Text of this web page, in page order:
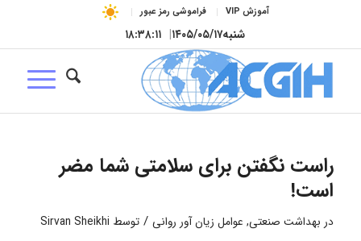
آموزش VIP فراموشی رمز عبور
شنبه۱۴۰۵/۰۵/۱۷| ۱۸:۳۸:۱۱
راست نگفتن برای سلامتی شما مضر
است!
در بهداشت صنعتی, عوامل زیان آور روانی / توسط Sirvan Sheikhi